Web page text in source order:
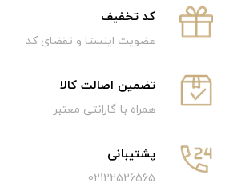
كد تخفيف
عضویت اینستا و تقضای کد
تضمین اصالت کالا
همراه با گارانتی معتبر
پشتیبانی
02122526565